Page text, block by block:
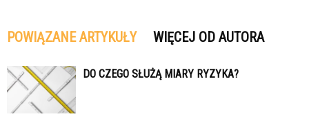
POWIĄZANE ARTYKUŁY WIĘCEJ OD AUTORA
DO CZEGO SŁUŻĄ MIARY RYZYKA?